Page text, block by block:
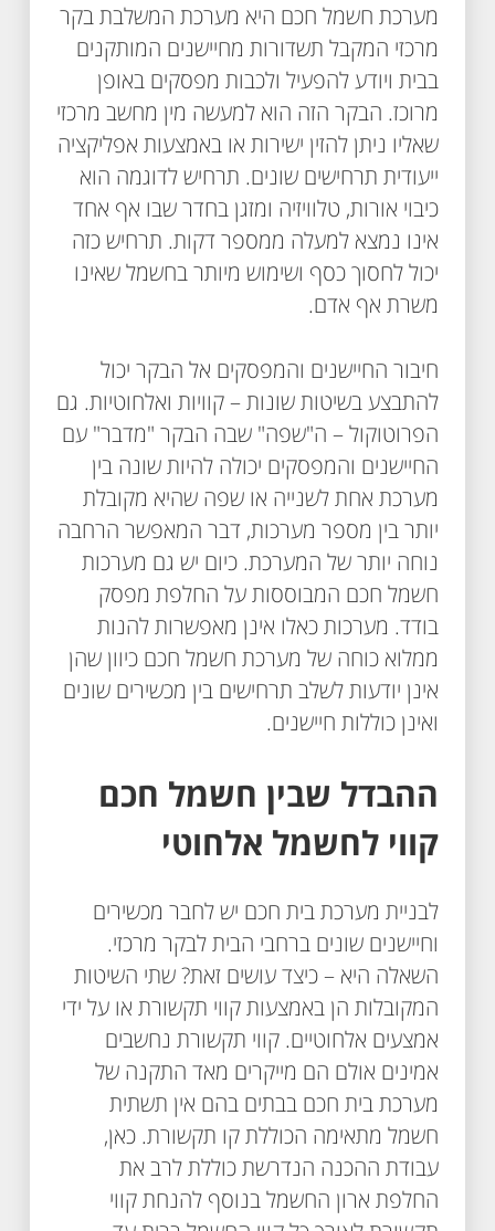
מערכת חשמל חכם היא מערכת המשלבת בקר
מרכזי המקבל תשדורות מחיישנים המותקנים
בבית ויודע להפעיל ולכבות מפסקים באופן
מרוכז. הבקר הזה הוא למעשה מין מחשב מרכזי
שאליו ניתן להזין ישירות או באמצעות אפליקציה
ייעודית תרחישים שונים. תרחיש לדוגמה הוא
כיבוי אורות, טלוויזיה ומזגן בחדר שבו אף אחד
אינו נמצא למעלה ממספר דקות. תרחיש כזה
יכול לחסוך כסף ושימוש מיותר בחשמל שאינו
משרת אף אדם.
חיבור החיישנים והמפסקים אל הבקר יכול
להתבצע בשיטות שונות – קוויות ואלחוטיות. גם
הפרוטוקול – ה"שפה" שבה הבקר "מדבר" עם
החיישנים והמפסקים יכולה להיות שונה בין
מערכת אחת לשנייה או שפה שהיא מקובלת
יותר בין מספר מערכות, דבר המאפשר הרחבה
נוחה יותר של המערכת. כיום יש גם מערכות
חשמל חכם המבוססות על החלפת מפסק
בודד. מערכות כאלו אינן מאפשרות להנות
ממלוא כוחה של מערכת חשמל חכם כיוון שהן
אינן יודעות לשלב תרחישים בין מכשירים שונים
ואינן כוללות חיישנים.
ההבדל שבין חשמל חכם
קווי לחשמל אלחוטי
לבניית מערכת בית חכם יש לחבר מכשירים
וחיישנים שונים ברחבי הבית לבקר מרכזי.
השאלה היא – כיצד עושים זאת? שתי השיטות
המקובלות הן באמצעות קווי תקשורת או על ידי
אמצעים אלחוטיים. קווי תקשורת נחשבים
אמינים אולם הם מייקרים מאד התקנה של
מערכת בית חכם בבתים בהם אין תשתית
חשמל מתאימה הכוללת קו תקשורת. כאן,
עבודת ההכנה הנדרשת כוללת לרב את
החלפת ארון החשמל בנוסף להנחת קווי